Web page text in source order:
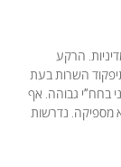
הרקע
השרות בעת
גבוהה. אף
נדרשות